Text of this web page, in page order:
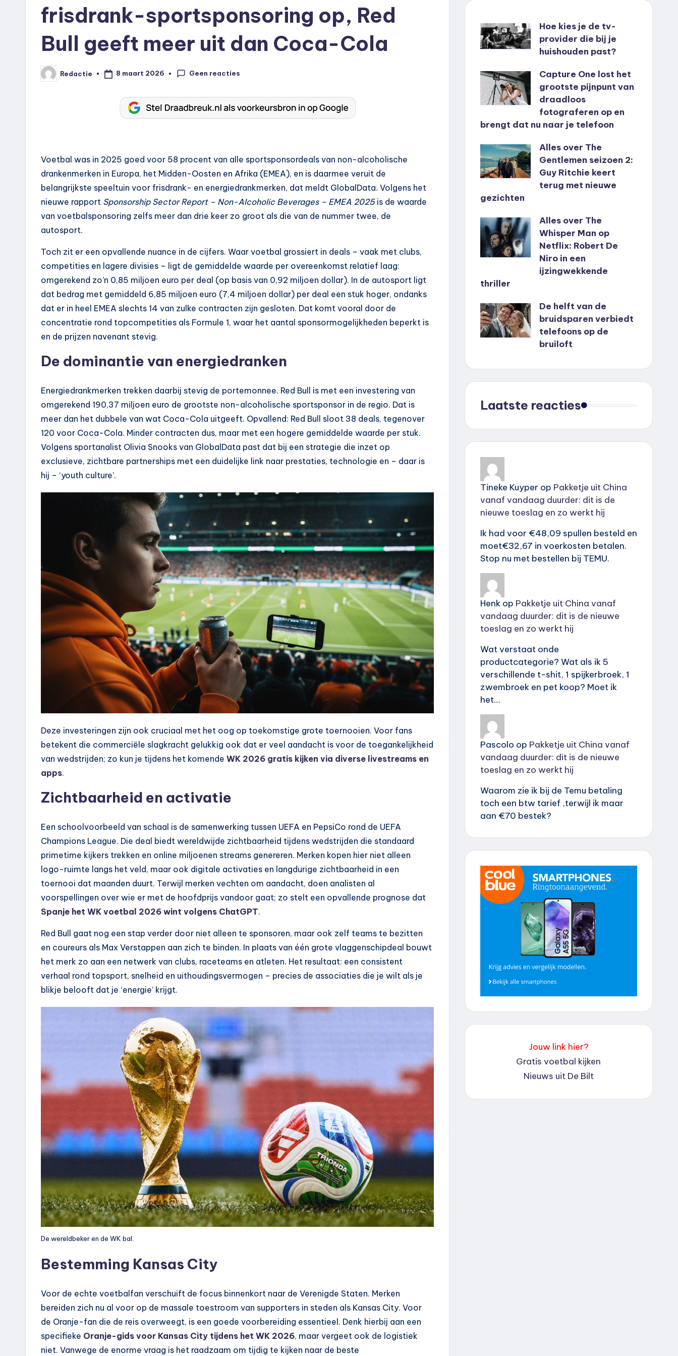
frisdrank-sportsponsoring op, Red
Bull geeft meer uit dan Coca-Cola
Geplaatst
door
Redactie 8 maart 2026 Geen reacties
Voetbal was in 2025 goed voor 58 procent van alle sportsponsordeals van non-alcoholische
drankenmerken in Europa, het Midden-Oosten en Afrika (EMEA), en is daarmee veruit de
belangrijkste speeltuin voor frisdrank- en energiedrankmerken, dat meldt GlobalData. Volgens het
nieuwe rapport Sponsorship Sector Report – Non-Alcoholic Beverages – EMEA 2025is de waarde
van voetbalsponsoring zelfs meer dan drie keer zo groot als die van de nummer twee, de
autosport.
Toch zit er een opvallende nuance in de cijfers. Waar voetbal grossiert in deals – vaak met clubs,
competities en lagere divisies – ligt de gemiddelde waarde per overeenkomst relatief laag:
omgerekend zo’n 0,85 miljoen euro per deal (op basis van 0,92 miljoen dollar). In de autosport ligt
dat bedrag met gemiddeld 6,85 miljoen euro (7,4 miljoen dollar) per deal een stuk hoger, ondanks
dat er in heel EMEA slechts 14 van zulke contracten zijn gesloten. Dat komt vooral door de
concentratie rond topcompetities als Formule 1, waar het aantal sponsormogelijkheden beperkt is
en de prijzen navenant stevig.
De dominantie van energiedranken
Energiedrankmerken trekken daarbij stevig de portemonnee. Red Bull is met een investering van
omgerekend 190,37 miljoen euro de grootste non-alcoholische sportsponsor in de regio. Dat is
meer dan het dubbele van wat Coca-Cola uitgeeft. Opvallend: Red Bull sloot 38 deals, tegenover
120 voor Coca-Cola. Minder contracten dus, maar met een hogere gemiddelde waarde per stuk.
Volgens sportanalist Olivia Snooks van GlobalData past dat bij een strategie die inzet op
exclusieve, zichtbare partnerships met een duidelijke link naar prestaties, technologie en – daar is
hij – ‘youth culture’.
Deze investeringen zijn ook cruciaal met het oog op toekomstige grote toernooien. Voor fans
betekent die commerciële slagkracht gelukkig ook dat er veel aandacht is voor de toegankelijkheid
van wedstrijden; zo kun je tijdens het komende WK 2026 gratis kijken via diverse livestreams en
apps.
Zichtbaarheid en activatie
Een schoolvoorbeeld van schaal is de samenwerking tussen UEFA en PepsiCo rond de UEFA
Champions League. Die deal biedt wereldwijde zichtbaarheid tijdens wedstrijden die standaard
primetime kijkers trekken en online miljoenen streams genereren. Merken kopen hier niet alleen
logo-ruimte langs het veld, maar ook digitale activaties en langdurige zichtbaarheid in een
toernooi dat maanden duurt. Terwijl merken vechten om aandacht, doen analisten al
voorspellingen over wie er met de hoofdprijs vandoor gaat; zo stelt een opvallende prognose dat
Spanje het WK voetbal 2026 wint volgens ChatGPT.
Red Bull gaat nog een stap verder door niet alleen te sponsoren, maar ook zelf teams te bezitten
en coureurs als Max Verstappen aan zich te binden. In plaats van één grote vlaggenschipdeal bouwt
het merk zo aan een netwerk van clubs, raceteams en atleten. Het resultaat: een consistent
verhaal rond topsport, snelheid en uithoudingsvermogen – precies de associaties die je wilt als je
blikje belooft dat je ‘energie’ krijgt.
De wereldbeker en de WK bal.
Bestemming Kansas City
Voor de echte voetbalfan verschuift de focus binnenkort naar de Verenigde Staten. Merken
bereiden zich nu al voor op de massale toestroom van supporters in steden als Kansas City. Voor
de Oranje-fan die de reis overweegt, is een goede voorbereiding essentieel. Denk hierbij aan een
specifieke Oranje-gids voor Kansas City tijdens het WK 2026, maar vergeet ook de logistiek
niet. Vanwege de enorme vraag is het raadzaam om tijdig te kijken naar de beste
Hoe kies je de tv-
provider die bij je
huishouden past?
Capture One lost het
grootste pijnpunt van
draadloos
fotograferen op en
brengt dat nu naar je telefoon
Alles over The
Gentlemen seizoen 2:
Guy Ritchie keert
terug met nieuwe
gezichten
Alles over The
Whisper Man op
Netflix: Robert De
Niro in een
ijzingwekkende
thriller
De helft van de
bruidsparen verbiedt
telefoons op de
bruiloft
Laatste reacties
Tineke Kuyper op Pakketje uit China
vanaf vandaag duurder: dit is de
nieuwe toeslag en zo werkt hij
Ik had voor €48,09 spullen besteld en
moet€32,67 in voerkosten betalen.
Stop nu met bestellen bij TEMU.
Henkop Pakketje uit China vanaf
vandaag duurder: dit is de nieuwe
toeslag en zo werkt hij
Wat verstaat onde
productcategorie? Wat als ik 5
verschillende t-shit, 1 spijkerbroek, 1
zwembroek en pet koop? Moet ik
het…
Pascolo op Pakketje uit China vanaf
vandaag duurder: dit is de nieuwe
toeslag en zo werkt hij
Waarom zie ik bij de Temu betaling
toch een btw tarief ,terwijl ik maar
aan €70 bestek?
Jouw link hier?
Gratis voetbal kijken
Nieuws uit De Bilt